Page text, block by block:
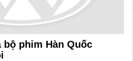
phim Hàn Quốc